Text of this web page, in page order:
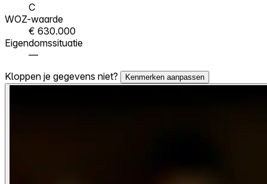
C
WOZ-waarde
€ 630.000
Eigendomssituatie
—
Kloppen je gegevens niet?
Kenmerken aanpassen